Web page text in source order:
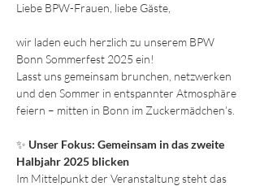
Liebe BPW-Frauen, liebe Gäste,
wir laden euch herzlich zu unserem BPW
Bonn Sommerfest 2025 ein!
Lasst uns gemeinsam brunchen, netzwerken
und den Sommer in entspannter Atmosphäre
feiern – mitten in Bonn im Zuckermädchen’s.
✨ Unser Fokus: Gemeinsam in das zweite
Halbjahr 2025 blicken
Im Mittelpunkt der Veranstaltung steht das